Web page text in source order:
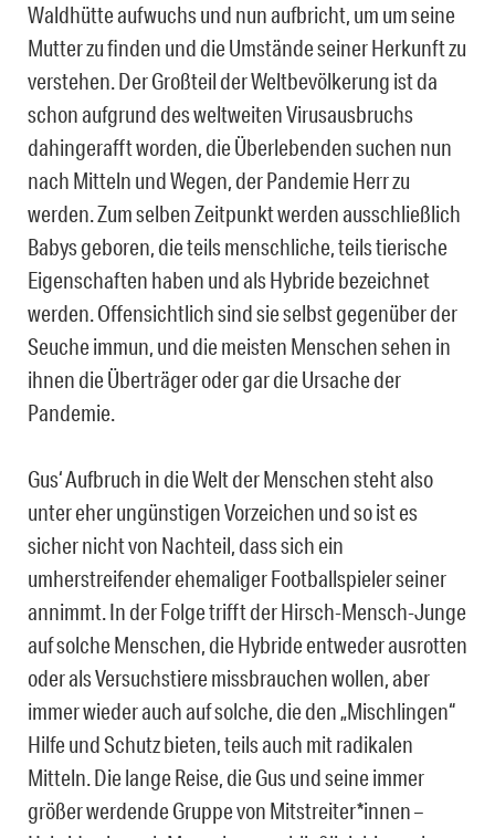
Waldhütte aufwuchs und nun aufbricht, um um seine
Mutter zu finden und die Umstände seiner Herkunft zu
verstehen. Der Großteil der Weltbevölkerung ist da
schon aufgrund des weltweiten Virusausbruchs
dahingerafft worden, die Überlebenden suchen nun
nach Mitteln und Wegen, der Pandemie Herr zu
werden. Zum selben Zeitpunkt werden ausschließlich
Babys geboren, die teils menschliche, teils tierische
Eigenschaften haben und als Hybride bezeichnet
werden. Offensichtlich sind sie selbst gegenüber der
Seuche immun, und die meisten Menschen sehen in
ihnen die Überträger oder gar die Ursache der
Pandemie.
Gus‘ Aufbruch in die Welt der Menschen steht also
unter eher ungünstigen Vorzeichen und so ist es
sicher nicht von Nachteil, dass sich ein
umherstreifender ehemaliger Footballspieler seiner
annimmt. In der Folge trifft der Hirsch-Mensch-Junge
auf solche Menschen, die Hybride entweder ausrotten
oder als Versuchstiere missbrauchen wollen, aber
immer wieder auch auf solche, die den „Mischlingen“
Hilfe und Schutz bieten, teils auch mit radikalen
Mitteln. Die lange Reise, die Gus und seine immer
größer werdende Gruppe von Mitstreiter*innen –